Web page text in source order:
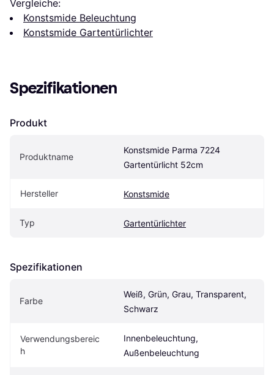
Vergleiche:
Konstsmide Beleuchtung
Konstsmide Gartentürlichter
Spezifikationen
Produkt
Produktname
Konstsmide Parma 7224
Gartentürlicht 52cm
Hersteller Konstsmide
Typ Gartentürlichter
Spezifikationen
Farbe
Weiß, Grün, Grau, Transparent,
Schwarz
Verwendungsbereic
h
Innenbeleuchtung,
Außenbeleuchtung